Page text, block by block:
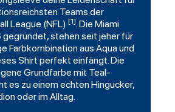
Teams der
League (NFL) [1]. Die Miami
gegründet, stehen seit jeher für
Farbkombination aus Aqua und
Shirt perfekt einfängt. Die
Grundfarbe mit Teal-
es zu einem echten Hingucker,
oder im Alltag.